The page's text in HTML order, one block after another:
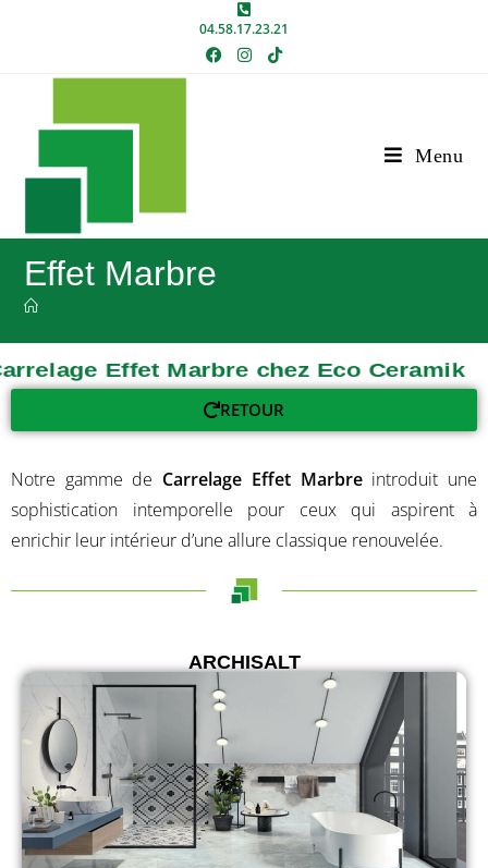
04.58.17.23.21
Menu
Effet Marbre
Carrelage Effet Marbre chez Eco Ceramik
RETOUR
Notre gamme de Carrelage Effet Marbreintroduit une
sophistication intemporelle pour ceux qui aspirent à
enrichir leur intérieur d’une allure classique renouvelée.
ARCHISALT